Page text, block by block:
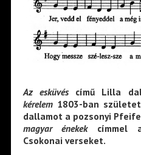
Az esküvéscímű Lilla
kérelem1803-ban
dallamot a pozsonyi
magyar énekekcímmel
Csokonai verseket.